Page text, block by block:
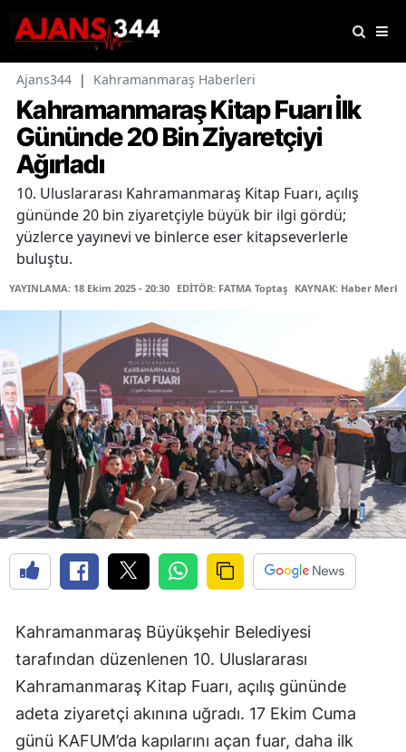
Ajans344 | Kahramanmaraş Haberleri
Kahramanmaraş Kitap Fuarı İlk
Gününde 20 Bin Ziyaretçiyi
Ağırladı
10. Uluslararası Kahramanmaraş Kitap Fuarı, açılış
gününde 20 bin ziyaretçiyle büyük bir ilgi gördü;
yüzlerce yayınevi ve binlerce eser kitapseverlerle
buluştu.
YAYINLAMA: 18 Ekim 2025 - 20:30 EDİTÖR: FATMA Toptaş KAYNAK: Haber
Kahramanmaraş Büyükşehir Belediyesi
tarafından düzenlenen 10. Uluslararası
Kahramanmaraş Kitap Fuarı, açılış gününde
adeta ziyaretçi akınına uğradı. 17 Ekim Cuma
günü KAFUM’da kapılarını açan fuar, daha ilk